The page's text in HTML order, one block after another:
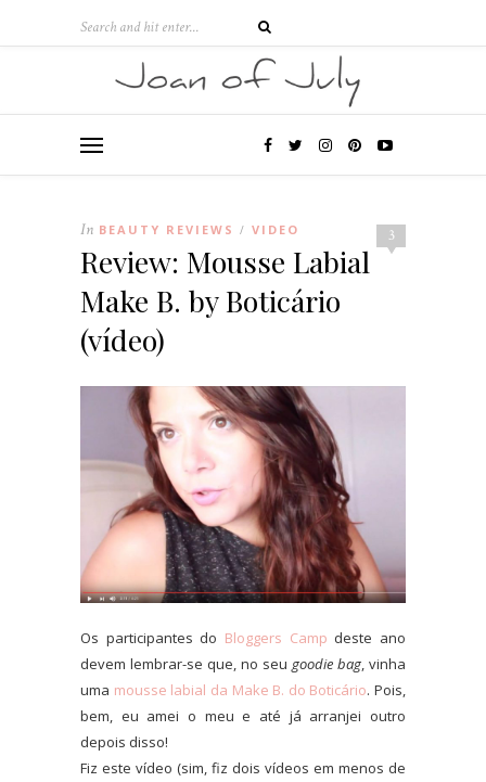
3
In BEAUTY REVIEWS / VIDEO
Review: Mousse Labial
Make B. by Boticário
(vídeo)
Os participantes do Bloggers Camp deste ano
devem lembrar-se que, no seu goodie bag, vinha
uma mousse labial da Make B. do Boticário. Pois,
bem, eu amei o meu e até já arranjei outro
depois disso!
Fiz este vídeo (sim, fiz dois vídeos em menos de